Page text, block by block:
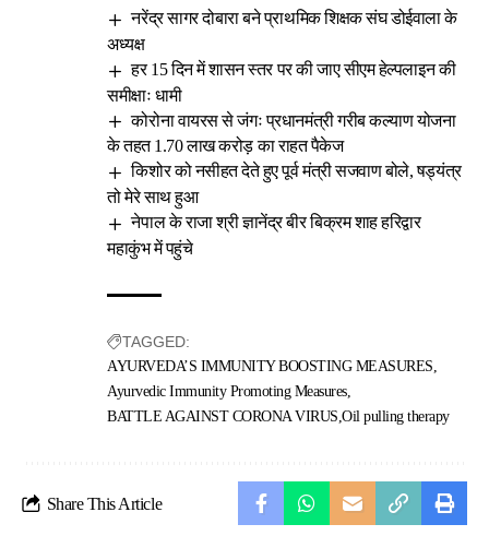
नरेंद्र सागर दोबारा बने प्राथमिक शिक्षक संघ डोईवाला के
अध्यक्ष
हर 15 दिन में शासन स्तर पर की जाए सीएम हेल्पलाइन की
समीक्षाः धामी
कोरोना वायरस से जंगः प्रधानमंत्री गरीब कल्याण योजना
के तहत 1.70 लाख करोड़ का राहत पैकेज
किशोर को नसीहत देते हुए पूर्व मंत्री सजवाण बोले, षड्यंत्र
तो मेरे साथ हुआ
नेपाल के राजा श्री ज्ञानेंद्र बीर बिक्रम शाह हरिद्वार
महाकुंभ में पहुंचे
TAGGED:
AYURVEDA’S IMMUNITY BOOSTING MEASURES
Ayurvedic Immunity Promoting Measures
BATTLE AGAINST CORONA VIRUS Oil pulling therapy
Share This Article